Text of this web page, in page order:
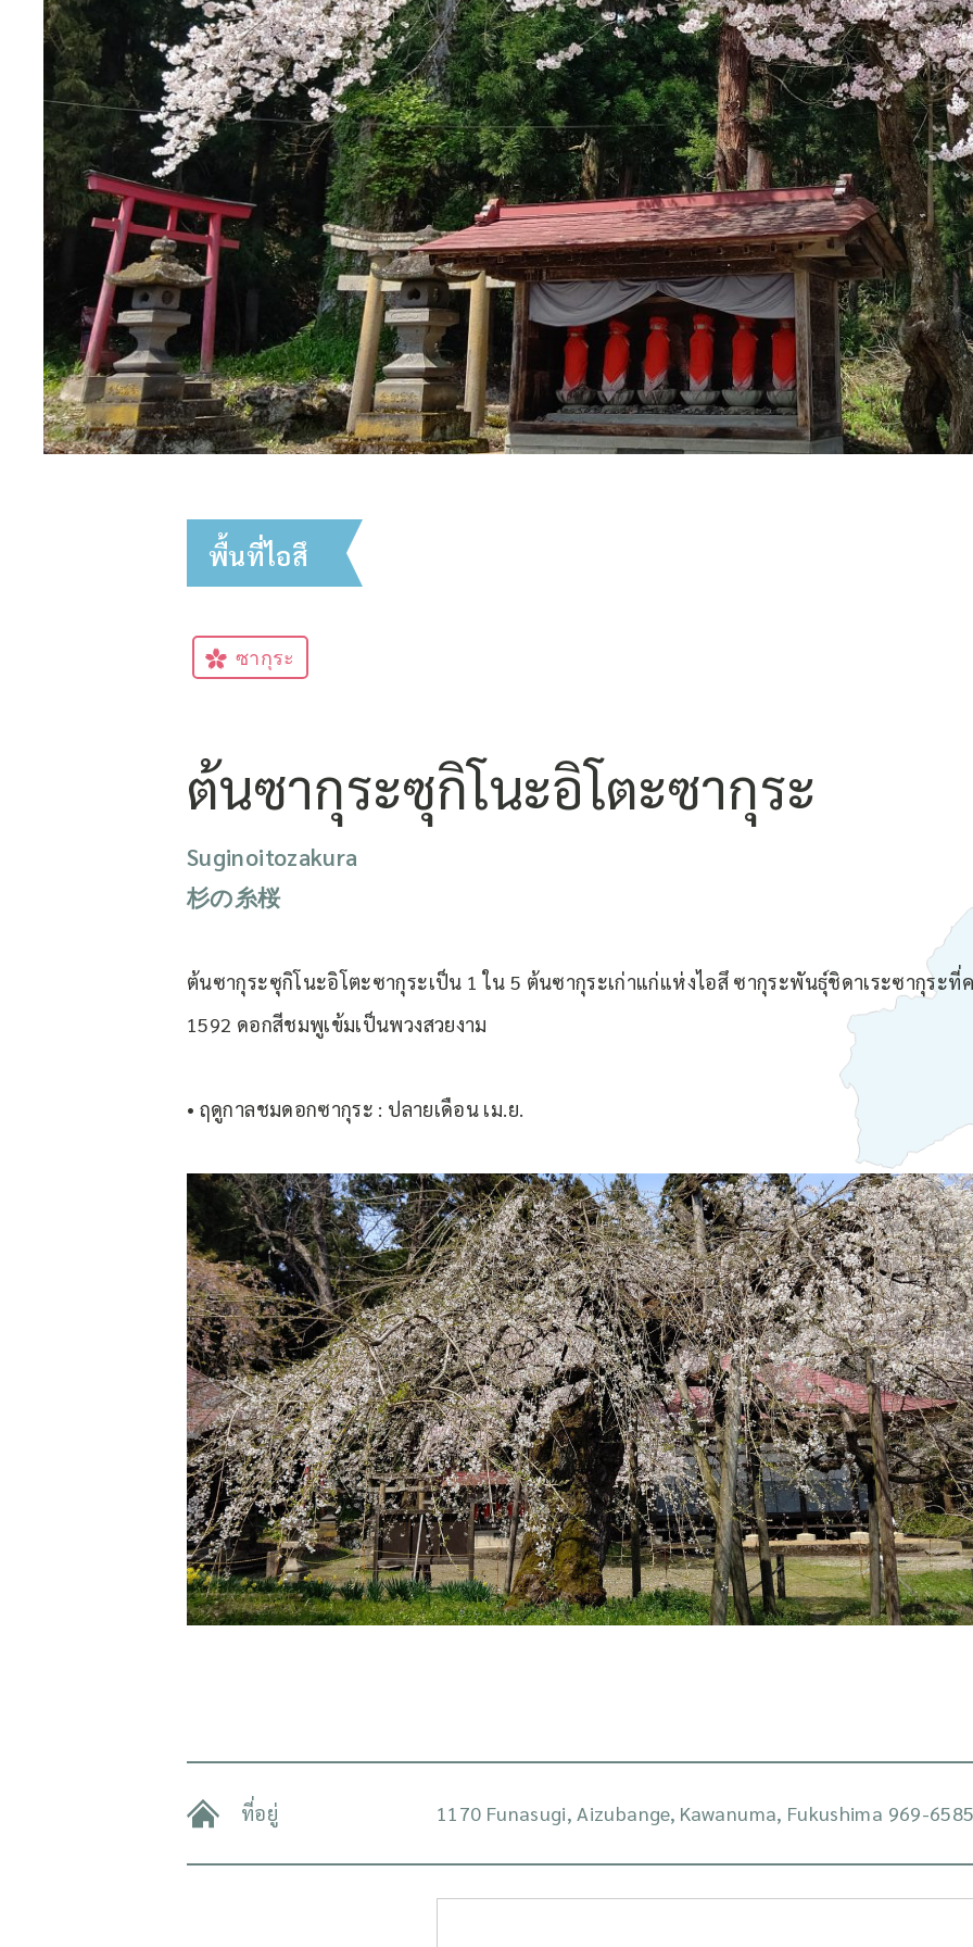
พื้นที่ไอสึ
ซากุระ
ต้นซากุระซุกิโนะอิโตะซากุระ
Suginoitozakura
杉の糸桜
ต้นซากุระซุกิโนะอิโตะซากุระเป็น 1 ใน 5 ต้นซากุระเก่าแก่แห่งไอสึ ซากุระพันธุ์ชิดาเระซากุระ
1592 ดอกสีชมพูเข้มเป็นพวงสวยงาม
• ฤดูกาลชมดอกซากุระ : ปลายเดือน เม.ย.
ที่อยู่ 1170 Funasugi, Aizubange, Kawanuma, Fukushima 969-